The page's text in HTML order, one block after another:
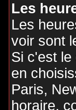
Les
Les
voir sont
Si c'est
en
Paris,
horaire,